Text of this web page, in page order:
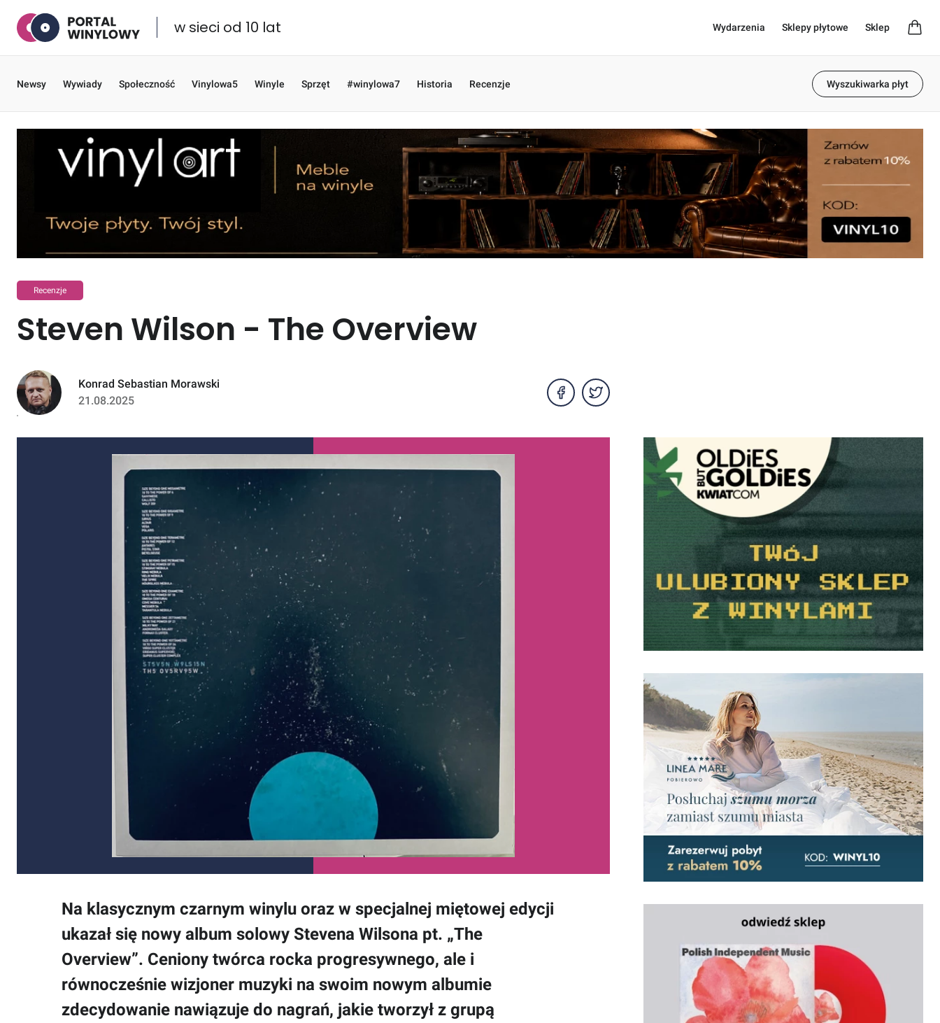
w sieci od 10 lat Wydarzenia Sklepy płytowe Sklep
Newsy Wywiady Społeczność Vinylowa5 Winyle Sprzęt #winylowa7 Historia Recenzje Wyszukiwarka płyt
Recenzje
Steven Wilson - The Overview
Konrad Sebastian Morawski
21.08.2025
Na klasycznym czarnym winylu oraz w specjalnej miętowej edycji
ukazał się nowy album solowy Stevena Wilsona pt. „The
Overview”. Ceniony twórca rocka progresywnego, ale i
równocześnie wizjoner muzyki na swoim nowym albumie
zdecydowanie nawiązuje do nagrań, jakie tworzył z grupą